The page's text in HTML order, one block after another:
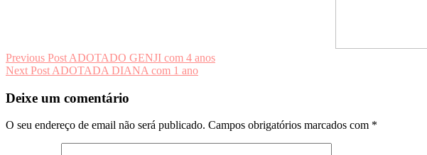
Navegação
de
artigos
Previous Post ADOTADO GENJI com 4 anos
Next Post ADOTADA DIANA com 1 ano
Deixe um comentário
O seu endereço de email não será publicado. Campos obrigatórios marcados com *